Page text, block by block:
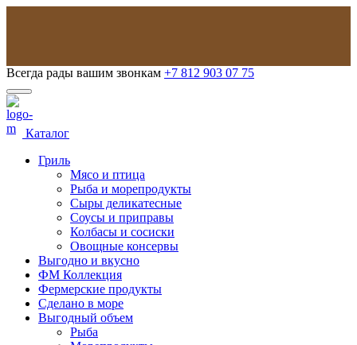
Всегда рады вашим звонкам +7 812 903 07 75
Каталог
Гриль
Мясо и птица
Рыба и морепродукты
Сыры деликатесные
Соусы и приправы
Колбасы и сосиски
Овощные консервы
Выгодно и вкусно
ФМ Коллекция
Фермерские продукты
Сделано в море
Выгодный объем
Рыба